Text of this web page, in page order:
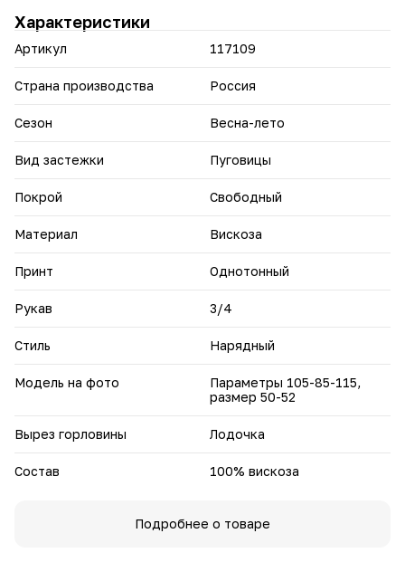
• Хорошо держит форму, не выглядит дёшево даже при
активном ношении.
• Легко вписывается в многослойные комплекты —
Создайте эффектный образ с нарядной блузкой Green
гардероба и поможет подчеркнуть индивидуальный
Характеристики
Артикул 117109
Страна производства Россия
Сезон Весна-лето
Вид застежки Пуговицы
Покрой Свободный
Материал Вискоза
Принт Однотонный
Рукав 3/4
Стиль Нарядный
Модель на фото
Параметры 105-85-115,
размер 50-52
Вырез горловины Лодочка
Состав 100% вискоза
Подробнее о товаре